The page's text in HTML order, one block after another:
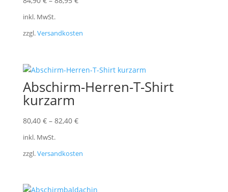
inkl. MwSt.
zzgl.Versandkosten
Abschirm-Herren-T-Shirt
kurzarm
80,40 €– 82,40 €
inkl. MwSt.
zzgl.Versandkosten